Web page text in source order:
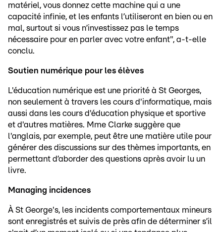
matériel, vous donnez cette machine qui a une
capacité infinie, et les enfants l’utiliseront en bien ou en
mal, surtout si vous n’investissez pas le temps
nécessaire pour en parler avec votre enfant", a-t-elle
conclu.
Soutien numérique pour les élèves
L'éducation numérique est une priorité à St Georges,
non seulement à travers les cours d'informatique, mais
aussi dans les cours d'éducation physique et sportive
et d'autres matières. Mme Clarke suggère que
l'anglais, par exemple, peut être une matière utile pour
générer des discussions sur des thèmes importants, en
permettant d’aborder des questions après avoir lu un
livre.
Managing incidences
À St George's, les incidents comportementaux mineurs
sont enregistrés et suivis de près afin de déterminer s’il